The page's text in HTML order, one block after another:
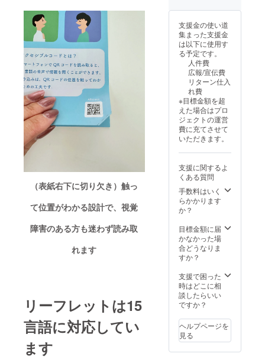
（表紙右下に切り欠き）触っ
て位置がわかる設計で、視覚
障害のある方も迷わず読み取
れます
リーフレットは15
言語に対応してい
ます
きています
か？
誰もが正し
い対応の仕
方やマナー
を知ること
で、バリア
の無い優し
いいた
しま
す。 ※
画像は
イメー
ジで
す。
ただき
ます ※
お申し
込み
後、日
程調整
のご案
内をお
送りい
たしま
す
※2026
年6月よ
り順次
対応 視
覚障が
いのあ
る方へ
のサ
ポート
経験を
安心の
レッス
ンで
ランダ
なく、
最初か
ら全種
類そろ
うた
め、
「被り
全部楽
しみた
い！」
「点字
の世界
をじっ
わいた
い！」
という
方にお
カード
には、
下記の
が点字
で入っ
ていま
す。 ・
さは未
来を変
える ・
小さな
つな
別なプ
ランで
す。 ※
授業や
施設内
での配
布にも
活用い
ただけ
る枚数
です。
※講演実
施にあ
交通
費・宿
泊費は
別途ご
相談さ
ただき
ます。
す。 さ
視覚障
がいの
ある当
事者ゲ
スト
（1〜3
名）を
し、 リ
アルな
声や体
験を通
じて、
より深
と学び
の機会
を提供
しま
す。 障
の「合
理的配
慮」や
SDGs、
解につ
いて、
“実体験
を通し
る”特別
なプラ
ンで
支援金の使い道
集まった支援金
は以下に使用す
る予定です。
人件費
広報/宣伝費
リターン仕入
れ費
※目標金額を超
えた場合はプロ
ジェクトの運営
費に充てさせて
いただきます。
支援に関するよ
くある質問
手数料はいく
らかかります
か？
目標金額に届
かなかった場
合どうなりま
すか？
支援で困った
時はどこに相
談したらいい
ですか？
ヘルプページを
見る